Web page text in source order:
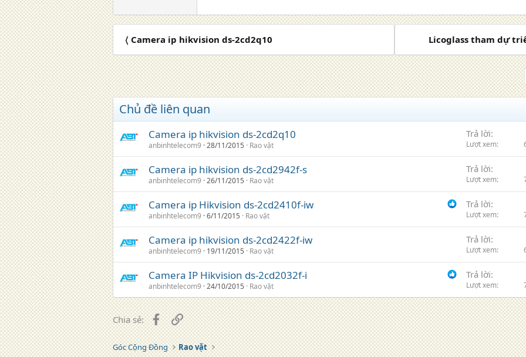
〈 Camera ip hikvision ds-2cd2q10 Licoglass tham dự
Chủ đề liên quan
Camera ip hikvision ds-2cd2q10
anbinhtelecom9 28/11/2015 Rao vặt
Trả lời
Lượt xem
Camera ip hikvision ds-2cd2942f-s
anbinhtelecom9 26/11/2015 Rao vặt
Trả lời
Lượt xem
Camera ip Hikvision ds-2cd2410f-iw
anbinhtelecom9 6/11/2015 Rao vặt
Trả lời
Lượt xem
Camera ip hikvision ds-2cd2422f-iw
anbinhtelecom9 19/11/2015 Rao vặt
Trả lời
Lượt xem
Camera IP Hikvision ds-2cd2032f-i
anbinhtelecom9 24/10/2015 Rao vặt
Trả lời
Lượt xem
Chia sẻ: Facebook
Liên kết
Góc Cộng Đồng Rao vặt